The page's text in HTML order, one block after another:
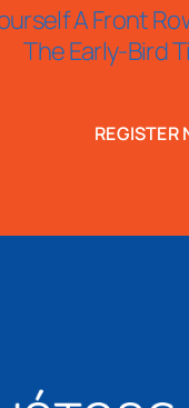
A Front
The Early-Bird
REGISTER